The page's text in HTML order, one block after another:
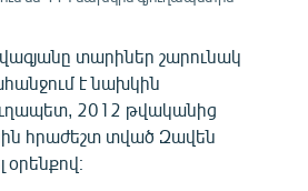
տարիներ շարունակ
է նախկին
2012 թվականից
հրաժեշտ տված Զավեն
օրենքով։